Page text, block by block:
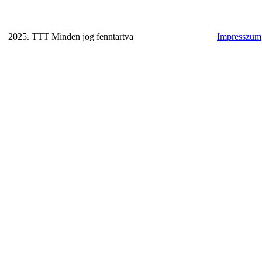
2025. TTT Minden jog fenntartva Impresszum